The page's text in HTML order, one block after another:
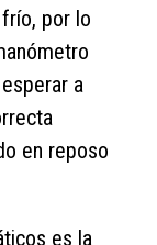
por lo
a
en reposo
es la